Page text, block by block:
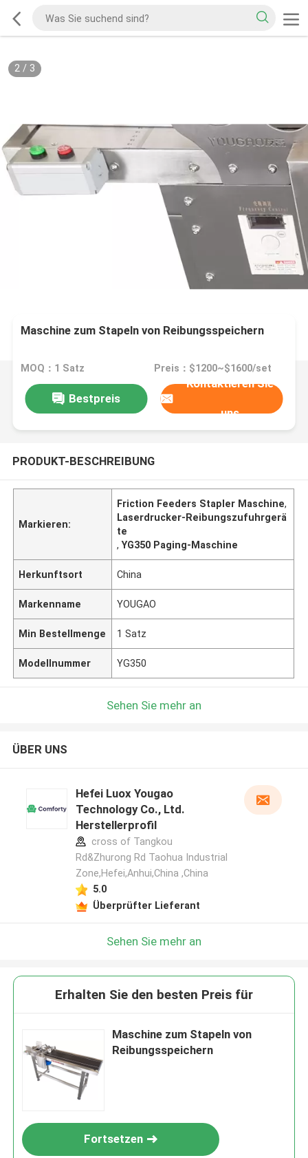
2/ 3
Maschine zum Stapeln von Reibungsspeichern
MOQ：1 Satz Preis：$1200~$1600/set
Bestpreis
Kontaktieren Sie
uns
PRODUKT-BESCHREIBUNG
Markieren:
Friction Feeders Stapler Maschine,
Laserdrucker-Reibungszufuhrgerä
te
,YG350 Paging-Maschine
Herkunftsort China
Markenname YOUGAO
Min Bestellmenge 1 Satz
Modellnummer YG350
Sehen Sie mehr an
ÜBER UNS
Hefei Luox Yougao
Technology Co., Ltd.
Herstellerprofil
cross of Tangkou
Rd&Zhurong Rd Taohua Industrial
Zone,Hefei,Anhui,China ,China
5.0
Überprüfter Lieferant
Sehen Sie mehr an
Erhalten Sie den besten Preis für
Maschine zum Stapeln von
Reibungsspeichern
Fortsetzen